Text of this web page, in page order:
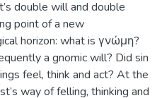
double will and double
point of a new
horizon: what is γνώμη?
a gnomic will? Did sin
feel, think and act? At the
way of felling, thinking and